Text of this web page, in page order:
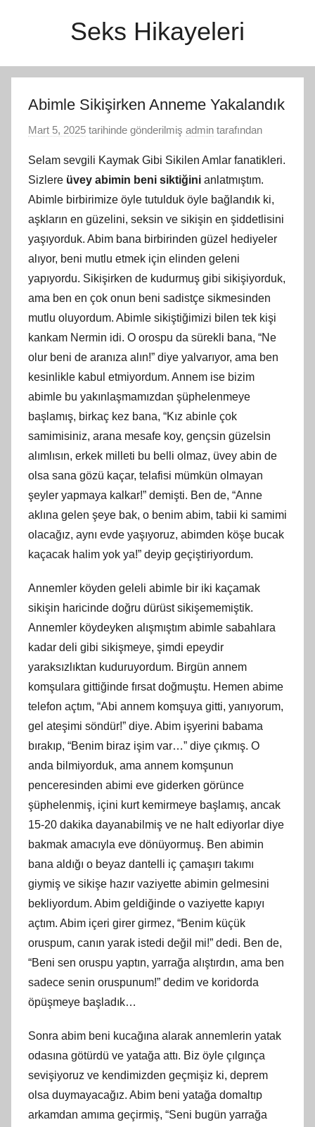
Seks Hikayeleri
Abimle Sikişirken Anneme Yakalandık
Mart 5, 2025 tarihinde gönderilmiş admin tarafından
Selam sevgili Kaymak Gibi Sikilen Amlar fanatikleri.
Sizlere üvey abimin beni siktiğini anlatmıştım.
Abimle birbirimize öyle tutulduk öyle bağlandık ki,
aşkların en güzelini, seksin ve sikişin en şiddetlisini
yaşıyorduk. Abim bana birbirinden güzel hediyeler
alıyor, beni mutlu etmek için elinden geleni
yapıyordu. Sikişirken de kudurmuş gibi sikişiyorduk,
ama ben en çok onun beni sadistçe sikmesinden
mutlu oluyordum. Abimle sikiştiğimizi bilen tek kişi
kankam Nermin idi. O orospu da sürekli bana, “Ne
olur beni de aranıza alın!” diye yalvarıyor, ama ben
kesinlikle kabul etmiyordum. Annem ise bizim
abimle bu yakınlaşmamızdan şüphelenmeye
başlamış, birkaç kez bana, “Kız abinle çok
samimisiniz, arana mesafe koy, gençsin güzelsin
alımlısın, erkek milleti bu belli olmaz, üvey abin de
olsa sana gözü kaçar, telafisi mümkün olmayan
şeyler yapmaya kalkar!” demişti. Ben de, “Anne
aklına gelen şeye bak, o benim abim, tabii ki samimi
olacağız, aynı evde yaşıyoruz, abimden köşe bucak
kaçacak halim yok ya!” deyip geçiştiriyordum.
Annemler köyden geleli abimle bir iki kaçamak
sikişin haricinde doğru dürüst sikişememiştik.
Annemler köydeyken alışmıştım abimle sabahlara
kadar deli gibi sikişmeye, şimdi epeydir
yaraksızlıktan kuduruyordum. Birgün annem
komşulara gittiğinde fırsat doğmuştu. Hemen abime
telefon açtım, “Abi annem komşuya gitti, yanıyorum,
gel ateşimi söndür!” diye. Abim işyerini babama
bırakıp, “Benim biraz işim var…” diye çıkmış. O
anda bilmiyorduk, ama annem komşunun
penceresinden abimi eve giderken görünce
şüphelenmiş, içini kurtkemirmeye başlamış, ancak
15-20 dakika dayanabilmiş ve ne halt ediyorlar diye
bakmak amacıyla eve dönüyormuş. Ben abimin
bana aldığı o beyaz dantelli iç çamaşırı takımı
giymiş ve sikişe hazır vaziyette abimin gelmesini
bekliyordum. Abim geldiğinde o vaziyette kapıyı
açtım. Abim içeri girer girmez, “Benim küçük
oruspum, canın yarak istedi değil mi!” dedi. Ben de,
“Beni sen oruspu yaptın, yarrağa alıştırdın, ama ben
sadece senin oruspunum!” dedim ve koridorda
öpüşmeye başladık…
Sonra abim beni kucağına alarak annemlerin yatak
odasına götürdü ve yatağa attı. Biz öyle çılgınça
sevişiyoruz ve kendimizden geçmişiz ki, deprem
olsa duymayacağız. Abim beni yatağa domaltıp
arkamdan amıma geçirmiş, “Seni bugün yarrağa